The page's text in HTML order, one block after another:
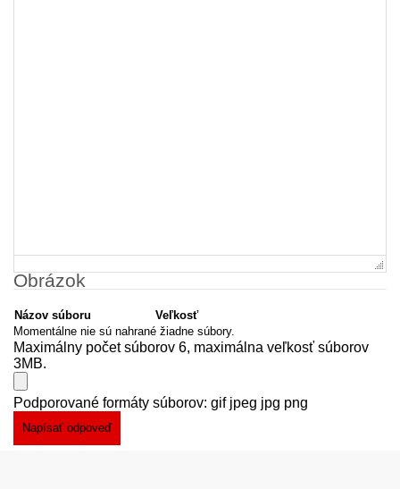
Obrázok
Názov súboru
Veľkosť
Momentálne nie sú nahrané žiadne súbory.
Maximálny počet súborov 6, maximálna veľkosť súborov
3MB.
Podporované formáty súborov: gif jpeg jpg png